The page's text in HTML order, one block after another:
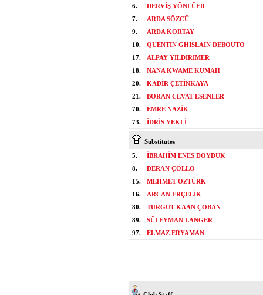
6.
DERVİŞ YÖNLÜER
7.
ARDA SÖZCÜ
9.
ARDA KORTAY
10.
QUENTIN GHISLAIN DEBOUTO
17.
ALPAY YILDIRIMER
18.
NANA KWAME KUMAH
20.
KADİR ÇETİNKAYA
21.
BORAN CEVAT ESENLER
70.
EMRE NAZİK
73.
İDRİS YEKLİ
Substitutes
5.
İBRAHİM ENES DOYDUK
8.
DERAN ÇÖLLO
15.
MEHMET ÖZTÜRK
16.
ARCAN ERÇELİK
80.
TURGUT KAAN ÇOBAN
89.
SÜLEYMAN LANGER
97.
ELMAZ ERYAMAN